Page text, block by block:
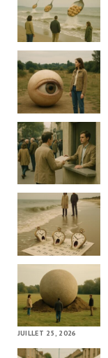
JUILLET 25, 2026